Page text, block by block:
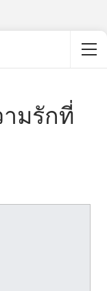
ามรักที่